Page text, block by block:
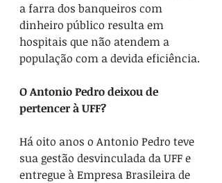
a farra dos banqueiros com
dinheiro público resulta em
hospitais que não atendem a
população com a devida eficiência.
O Antonio Pedro deixou de
pertencer à UFF?
Há oito anos o Antonio Pedro teve
sua gestão desvinculada da UFF e
entregue à Empresa Brasileira de